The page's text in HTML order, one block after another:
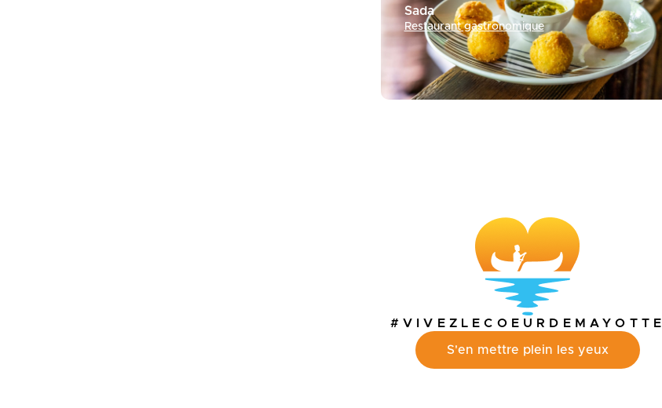
Sada
Restaurant gastronomique
#VIVEZLECOEURDEMAYOTTE
S'en mettre plein les yeux